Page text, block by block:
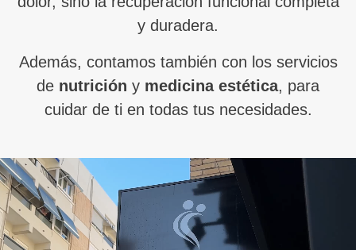
y duradera.
Además, contamos también con los servicios
de nutrición y medicina estética, para
cuidar de ti en todas tus necesidades.